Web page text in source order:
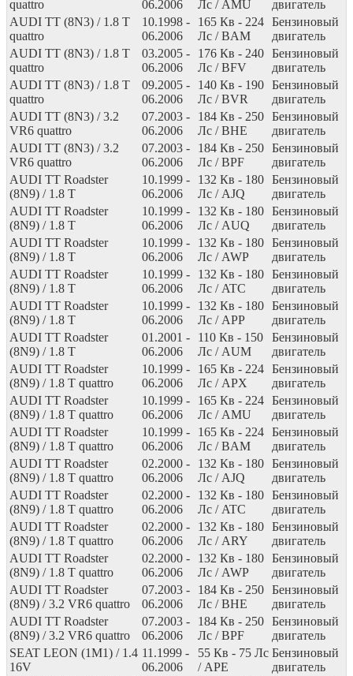
quattro
06.2006
Лс / AMU
двигатель
AUDI TT (8N3) / 1.8 T
quattro
10.1998 -
06.2006
165 Кв - 224
Лс / BAM
Бензиновый
двигатель
AUDI TT (8N3) / 1.8 T
quattro
03.2005 -
06.2006
176 Кв - 240
Лс / BFV
Бензиновый
двигатель
AUDI TT (8N3) / 1.8 T
quattro
09.2005 -
06.2006
140 Кв - 190
Лс / BVR
Бензиновый
двигатель
AUDI TT (8N3) / 3.2
VR6 quattro
07.2003 -
06.2006
184 Кв - 250
Лс / BHE
Бензиновый
двигатель
AUDI TT (8N3) / 3.2
VR6 quattro
07.2003 -
06.2006
184 Кв - 250
Лс / BPF
Бензиновый
двигатель
AUDI TT Roadster
(8N9) / 1.8 T
10.1999 -
06.2006
132 Кв - 180
Лс / AJQ
Бензиновый
двигатель
AUDI TT Roadster
(8N9) / 1.8 T
10.1999 -
06.2006
132 Кв - 180
Лс / AUQ
Бензиновый
двигатель
AUDI TT Roadster
(8N9) / 1.8 T
10.1999 -
06.2006
132 Кв - 180
Лс / AWP
Бензиновый
двигатель
AUDI TT Roadster
(8N9) / 1.8 T
10.1999 -
06.2006
132 Кв - 180
Лс / ATC
Бензиновый
двигатель
AUDI TT Roadster
(8N9) / 1.8 T
10.1999 -
06.2006
132 Кв - 180
Лс / APP
Бензиновый
двигатель
AUDI TT Roadster
(8N9) / 1.8 T
01.2001 -
06.2006
110 Кв - 150
Лс / AUM
Бензиновый
двигатель
AUDI TT Roadster
(8N9) / 1.8 T quattro
10.1999 -
06.2006
165 Кв - 224
Лс / APX
Бензиновый
двигатель
AUDI TT Roadster
(8N9) / 1.8 T quattro
10.1999 -
06.2006
165 Кв - 224
Лс / AMU
Бензиновый
двигатель
AUDI TT Roadster
(8N9) / 1.8 T quattro
10.1999 -
06.2006
165 Кв - 224
Лс / BAM
Бензиновый
двигатель
AUDI TT Roadster
(8N9) / 1.8 T quattro
02.2000 -
06.2006
132 Кв - 180
Лс / AJQ
Бензиновый
двигатель
AUDI TT Roadster
(8N9) / 1.8 T quattro
02.2000 -
06.2006
132 Кв - 180
Лс / ATC
Бензиновый
двигатель
AUDI TT Roadster
(8N9) / 1.8 T quattro
02.2000 -
06.2006
132 Кв - 180
Лс / ARY
Бензиновый
двигатель
AUDI TT Roadster
(8N9) / 1.8 T quattro
02.2000 -
06.2006
132 Кв - 180
Лс / AWP
Бензиновый
двигатель
AUDI TT Roadster
(8N9) / 3.2 VR6 quattro
07.2003 -
06.2006
184 Кв - 250
Лс / BHE
Бензиновый
двигатель
AUDI TT Roadster
(8N9) / 3.2 VR6 quattro
07.2003 -
06.2006
184 Кв - 250
Лс / BPF
Бензиновый
двигатель
SEAT LEON (1M1) / 1.4
16V
11.1999 -
06.2006
55 Кв - 75 Лс
/ APE
Бензиновый
двигатель